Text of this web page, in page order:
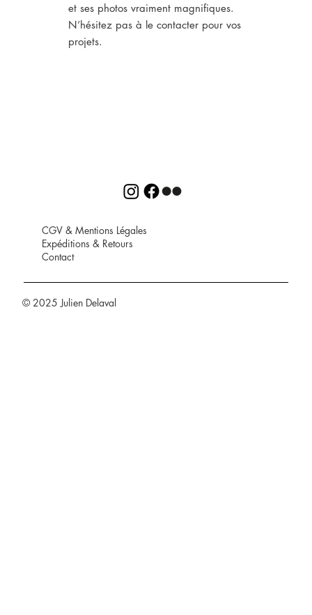
et ses photos vraiment magnifiques.
N’hésitez pas à le contacter pour vos
projets.
CGV & Mentions Légales
Expéditions & Retours
Contact
© 2025 Julien Delaval